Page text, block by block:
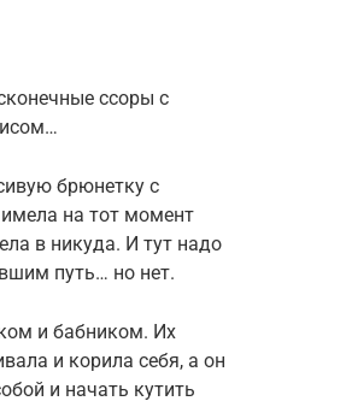
ссоры с
брюнетку с
на тот момент
в никуда. И тут надо
путь… но нет.
и бабником. Их
и корила себя, а он
и начать кутить